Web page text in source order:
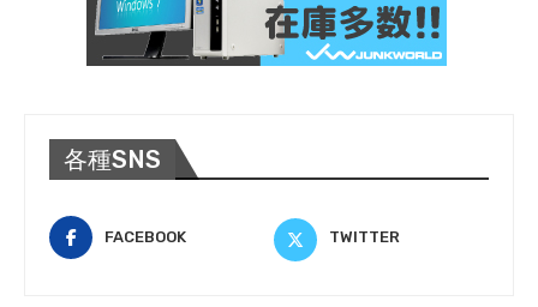
各種SNS
FACEBOOK TWITTER